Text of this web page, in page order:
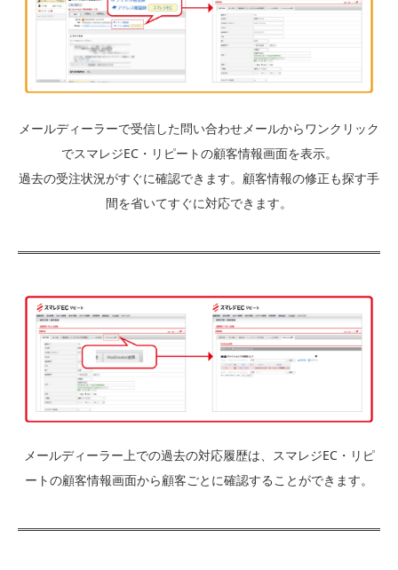
メールディーラーで受信した問い合わせメールからワンクリック
でスマレジEC・リピートの顧客情報画面を表示。
過去の受注状況がすぐに確認できます。顧客情報の修正も探す手
間を省いてすぐに対応できます。
メールディーラー上での過去の対応履歴は、スマレジEC・リピ
ートの顧客情報画面から顧客ごとに確認することができます。